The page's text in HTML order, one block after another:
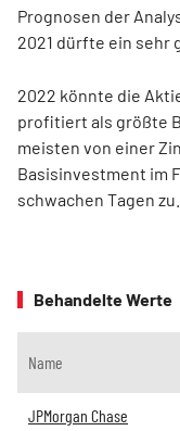
Prognosen der
2021 dürfte ein sehr
2022 könnte die
profitiert als größte
meisten von einer
Basisinvestment im
schwachen Tagen zu.
Behandelte Werte
Name
JPMorgan Chase